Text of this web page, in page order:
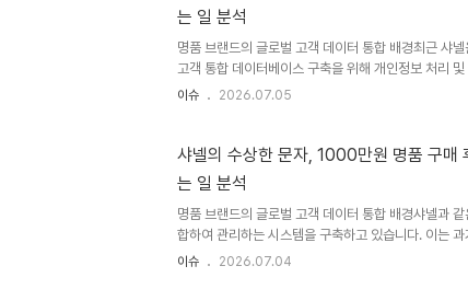
는 일 분석
명품 브랜드의 글로벌 고객 데이터 통합 배경최근 샤
고객 통합 데이터베이스 구축을 위해 개인정보 처리
다. 이는 과거 매장 직원의 기억에 의존하던 VIP 고객
요성 증대명품 업계에서는 고객의 구매 이력과 취향을
CRM 및 클라이언트링이 핵심 인프라로 부상하고 있
판매원 개인에서 브랜드 본사로 이동시켜, 인력 변동에
를 판매 ..
이슈 2026.07.05
샤넬의 수상한 문자, 1000만원 명품 구매
는 일 분석
명품 브랜드의 글로벌 고객 데이터 통합 배경샤넬과
합하여 관리하는 시스템을 구축하고 있습니다. 이는
고객의 취향 및 구매 이력을 글로벌 본사 데이터베이스
이슈 2026.07.04